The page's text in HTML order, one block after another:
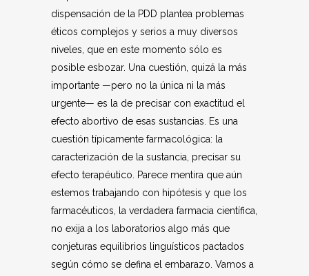
dispensación de la PDD plantea problemas
éticos complejos y serios a muy diversos
niveles, que en este momento sólo es
posible esbozar. Una cuestión, quizá la más
importante —pero no la única ni la más
urgente— es la de precisar con exactitud el
efecto abortivo de esas sustancias. Es una
cuestión típicamente farmacológica: la
caracterización de la sustancia, precisar su
efecto terapéutico. Parece mentira que aún
estemos trabajando con hipótesis y que los
farmacéuticos, la verdadera farmacia científica,
no exija a los laboratorios algo más que
conjeturas equilibrios linguísticos pactados
según cómo se defina el embarazo. Vamos a